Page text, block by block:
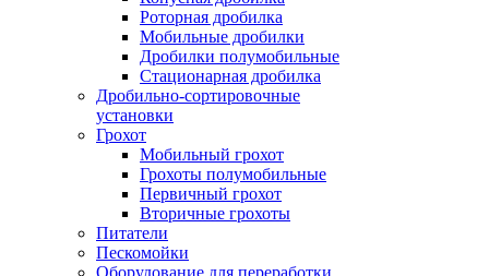
Роторная дробилка
Мобильные дробилки
Дробилки полумобильные
Стационарная дробилка
Дробильно-сортировочные
установки
Грохот
Мобильный грохот
Грохоты полумобильные
Первичный грохот
Вторичные грохоты
Питатели
Пескомойки
Оборудование для переработки